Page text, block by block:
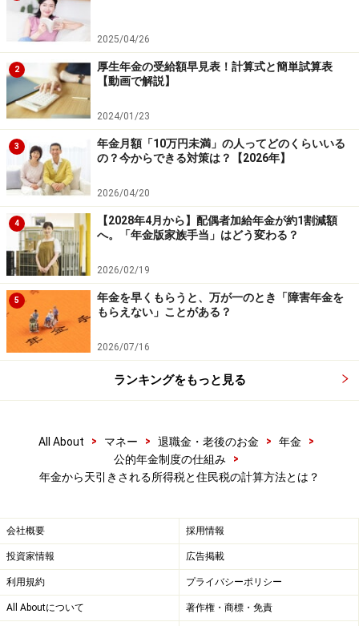
44万円×5.105％≒2万2460円……現役時代に会社員だった
夫と専業主婦の世帯の年金受給額にかかる所得税（年
額）となります。
この他に、社会保険料や国民健康保険料も社会保険料控
除として控除できます。例えばこの人が保険料を年間30
万円支払った場合は、この30万円を引くことができるの
で以下の計算となります。
130万円－（48万円＋38万円＋30万円）＝14万円
14万円×5.105％＝約7150円
ということで夫の年金の所得税の年額は約7150円と算出
されます。
年金から引かれる住民税を計算してみまし
次に年金から引かれる住民税について解説します。住民
税は所得割額、均等割額から構成され、所得税とは違う
※以下の基準は東京23区の場合です
（1）所得割、均等割とも課税されない人は、前年の総
所得金額等が以下の金額以下となる人
｛35万円×（同一生計配偶者及び扶養親族の数＋1）＋31
2025/04/26
2
厚生年金の受給額早見表！計算式と簡単試算表
【動画で解説】
2024/01/23
3
年金月額「10万円未満」の人ってどのくらいいる
の？今からできる対策は？【2026年】
2026/04/20
4
【2028年4月から】配偶者加給年金が約1割減額
へ。「年金版家族手当」はどう変わる？
2026/02/19
5
年金を早くもらうと、万が一のとき「障害年金を
もらえない」ことがある？
2026/07/16
ランキングをもっと見る
All About > マネー > 退職金・老後のお金 > 年金
>
公的年金制度の仕組み
>
年金から天引きされる所得税と住民税の計算方法とは？
会社概要 採用情報
投資家情報 広告掲載
利用規約 プライバシーポリシー
All Aboutについて 著作権・商標・免責